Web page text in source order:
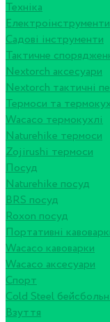
Техніка
Електроінструменти
Садові інструменти
Тактичне
Nextorch аксесуари
Nextorch тактичні
Термоси та
Wacaco термокухлі
Naturehike термоси
Zojirushi термоси
Посуд
Naturehike посуд
BRS посуд
Roxon посуд
Портативні
Wacaco кавоварки
Wacaco аксесуари
Спорт
Cold Steel
Взуття